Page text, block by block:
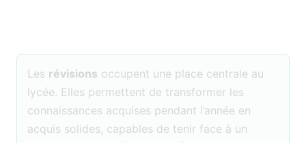
Les révisions occupent une place centrale au
lycée. Elles permettent de transformer les
connaissances acquises pendant l’année en
acquis solides, capables de tenir face à un